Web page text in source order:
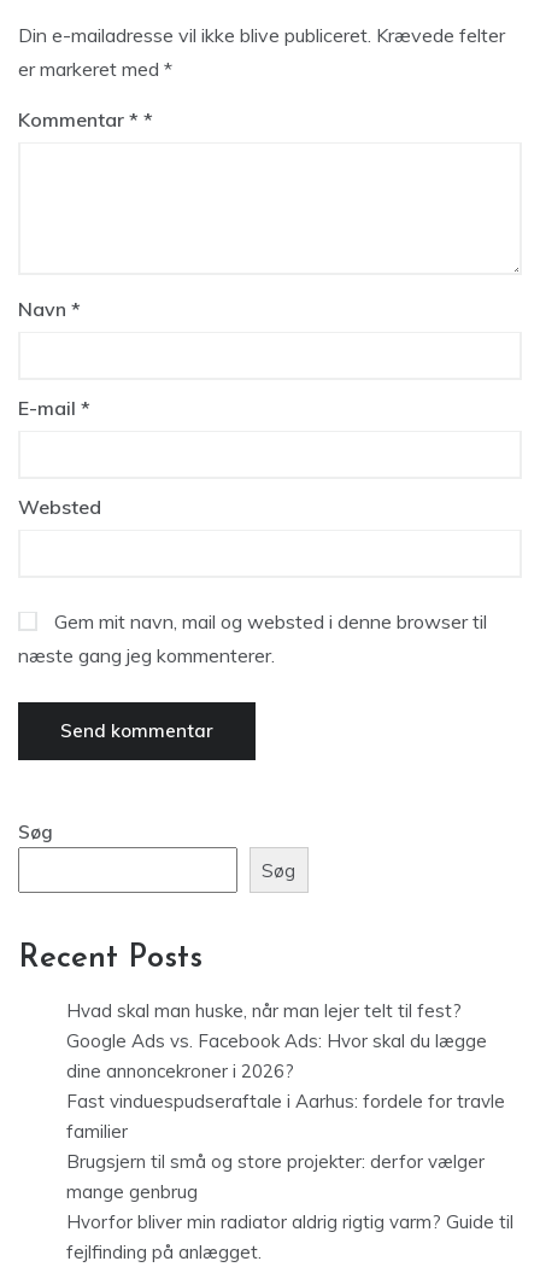
Din e-mailadresse vil ikke blive publiceret. Krævede felter
er markeret med *
Kommentar *
Navn *
E-mail *
Websted
Gem mit navn, mail og websted i denne browser til
næste gang jeg kommenterer.
Søg
Søg
Recent Posts
Hvad skal man huske, når man lejer telt til fest?
Google Ads vs. Facebook Ads: Hvor skal du lægge
dine annoncekroner i 2026?
Fast vinduespudseraftale i Aarhus: fordele for travle
familier
Brugsjern til små og store projekter: derfor vælger
mange genbrug
Hvorfor bliver min radiator aldrig rigtig varm? Guide til
fejlfinding på anlægget.